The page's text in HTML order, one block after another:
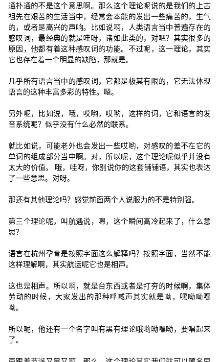
通扑通的不是这个意思啊。那么这个理论呢说的是我们的上古
祖先在艰苦的生活当中，经常会本能的发出一些痛苦的，生气
的，或者是高兴的声响。比如说啊，人类语言当中普遍存在的
感叹词，最经典的就是哇呀，诸如此类的，对吧？其实很多的
原因，他都有着这种感叹词的功能。不过呢，这一理论，其实
它也存在着一个明显的缺陷，那就是。
几乎所有语言当中的感叹词，它都是极其有限的，它无法体现
语言的这种丰富多彩的特性。嗯。
另外呢，比如说，哦，哎哟，哎哟，这样的词，它和语言的发
音系统呢？似乎没有什么必然的联系。
就比如说，可能老外也会发出一些哎哟，对感叹的差不在它的
单词的组成部分当中啊。对，所以呢，这个理论呢似乎并没有
太大的价值。 哦，哇呀，你别说你的这套铺铺语，其实也表达
了一些意思。对呀。
那还有其他理论吗？感觉前面两个人说服力的不是特别强。
第三个理论呢，叫航遇说，嗯，这个瞬间高冷起来了，什么意
思？
语言在杭州孕育是按照字面这么解释吗？按照字面，当然不能
这样理解啊，其实航运呢它也是相声。
这也是相声。所以啊，就是台东西或者是打夯的时候啊，集体
劳动的时候，大家发出的那种呼喊声其实就是呦，嘿呦呦嘿
呦。
所以呢，他还有一个名字叫有黑有理论哦哟呦嘿呦，要唱起来
了。